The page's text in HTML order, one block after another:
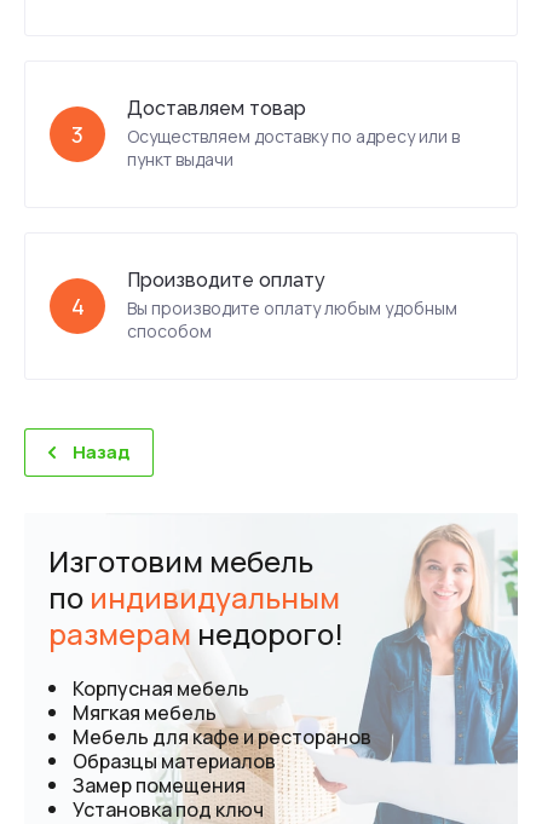
3
Доставляем товар
Осуществляем доставку по адресу или в
пункт выдачи
4
Производите оплату
Вы производите оплату любым удобным
способом
Назад
Изготовим мебель
по индивидуальным
размерам недорого!
Корпусная мебель
Мягкая мебель
Мебель для кафе и ресторанов
Образцы материалов
Замер помещения
Установка под ключ